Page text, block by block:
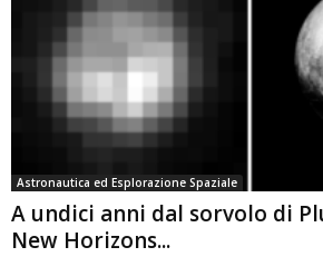
Astronautica ed Esplorazione Spaziale
A undici anni dal sorvolo di
New Horizons...